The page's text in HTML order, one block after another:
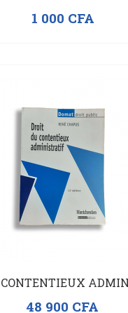
1 000 CFA
48 900 CFA